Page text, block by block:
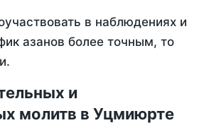
в наблюдениях и
азанов более точным, то
и
молитв в Уцмиюрте